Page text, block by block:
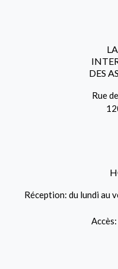
DES
Rue
Réception: du lundi au